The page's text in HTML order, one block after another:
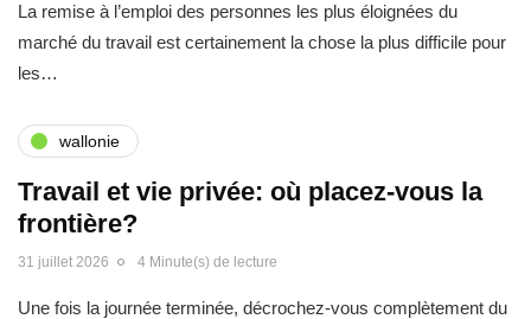
La remise à l’emploi des personnes les plus éloignées du
marché du travail est certainement la chose la plus difficile pour
les…
wallonie
Travail et vie privée: où placez-vous la
frontière?
31 juillet 2026 4 Minute(s) de lecture
Une fois la journée terminée, décrochez-vous complètement du